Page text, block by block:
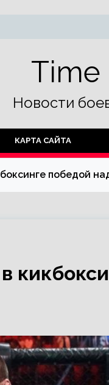
Time
Новости
КАРТА САЙТА
победой